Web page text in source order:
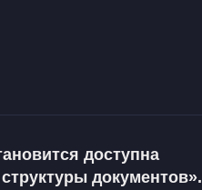
доступна
документов».